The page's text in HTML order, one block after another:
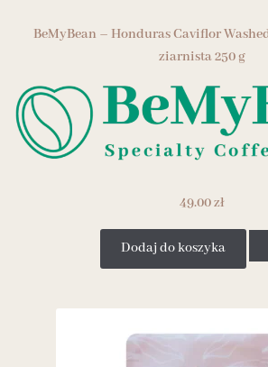
BeMyBean – Honduras Caviflor
ziarnista 250 g
49.00zł
Dodaj do koszyka